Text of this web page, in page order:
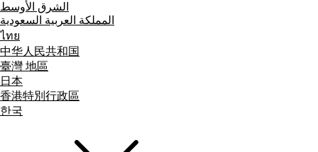
الشرق الأوسط
المملكة العربية السعودية
ไทย
中华人民共和国
臺灣 地區
日本
香港特別行政區
한국